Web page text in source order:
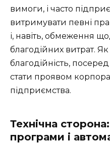
вимоги, і часто
витримувати певні
і, навіть, обмеження
благодійних витрат.
благодійність,
стати проявом
підприємства.
Технічна
програми і